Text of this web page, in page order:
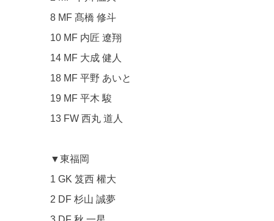
8 MF 髙橋 修斗
10 MF 内匠 遼翔
14 MF 大成 健人
18 MF 平野 あいと
19 MF 平木 駿
13 FW 西丸 道人
▼東福岡
1 GK 笈西 權大
2 DF 杉山 誠夢